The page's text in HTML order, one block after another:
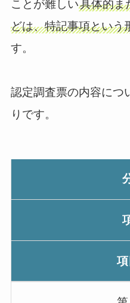
ことが難しい具体的ま
どは、特記事項という
す。
認定調査票の内容につ
りです。